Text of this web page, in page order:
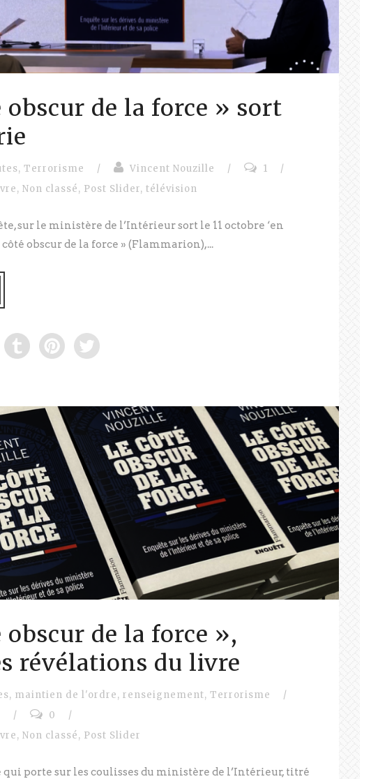
obscur de la force » sort
, Terrorisme / Vincent Nouzille / 1
/
, Non classé, Post Slider, télévision
sur le ministère de l’Intérieur sort le 11 octobre ‘en
obscur de la force » (Flammarion),...
obscur de la force »,
révélations du livre
, maintien de l'ordre, renseignement, Terrorisme
/
/ 0
/
, Non classé, Post Slider
porte sur les coulisses du ministère de l’Intérieur, titré